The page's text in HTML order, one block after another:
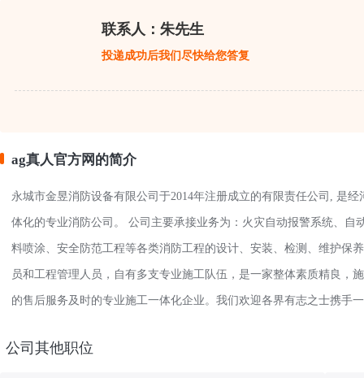
联系人：朱先生
投递成功后我们尽快给您答复
ag真人官方网的简介
永城市金昱消防设备有限公司于2014年注册成立的有限责任公司, 是
体化的专业消防公司。 公司主要承接业务为：火灾自动报警系统、
料喷涂、安全防范工程等各类消防工程的设计、安装、检测、维护保
员和工程管理人员，自有多支专业施工队伍，是一家整体素质精良，
的售后服务及时的专业施工一体化企业。我们欢迎各界有志之士携手
公司其他职位